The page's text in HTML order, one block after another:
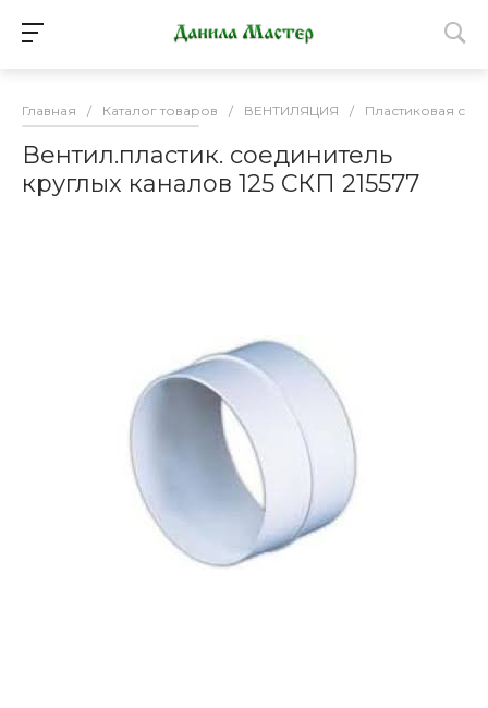
Главная / Каталог товаров / ВЕНТИЛЯЦИЯ / Пластиковая
Вентил.пластик. соединитель
круглых каналов 125 СКП 215577